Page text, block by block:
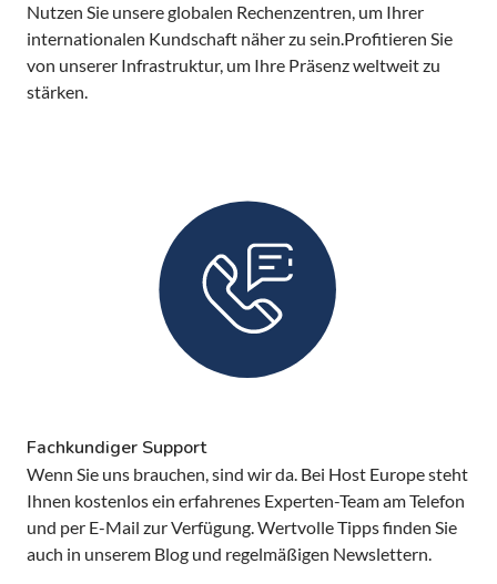
Nutzen Sie unsere globalen Rechenzentren, um Ihrer
internationalen Kundschaft näher zu sein.Profitieren Sie
von unserer Infrastruktur, um Ihre Präsenz weltweit zu
stärken.
Fachkundiger Support
Wenn Sie uns brauchen, sind wir da. Bei Host Europe steht
Ihnen kostenlos ein erfahrenes Experten-Team am Telefon
und per E-Mail zur Verfügung. Wertvolle Tipps finden Sie
auch in unserem Blog und regelmäßigen Newslettern.